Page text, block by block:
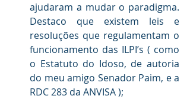
ajudaram a mudar o paradigma.
Destaco que existem leis e
resoluções que regulamentam o
funcionamento das ILPI’s ( como
o Estatuto do Idoso, de autoria
do meu amigo Senador Paim, e a
RDC 283 da ANVISA );